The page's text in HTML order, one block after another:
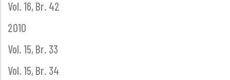
Vol. 16, Br. 42
2010
Vol. 15, Br. 33
Vol. 15, Br. 34